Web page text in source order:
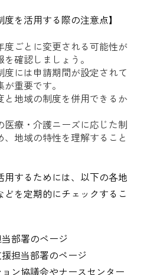
を活用する際の注意点】
ごとに変更される可能性が
確認しましょう。
には申請期間が設定されて
重要です。
地域の制度を併用できるか
療・介護ニーズに応じた制
地域の特性を理解すること
用するためには、以下の各地
を定期的にチェックするこ
部署のページ
担当部署のページ
ン協議会やナースセンター